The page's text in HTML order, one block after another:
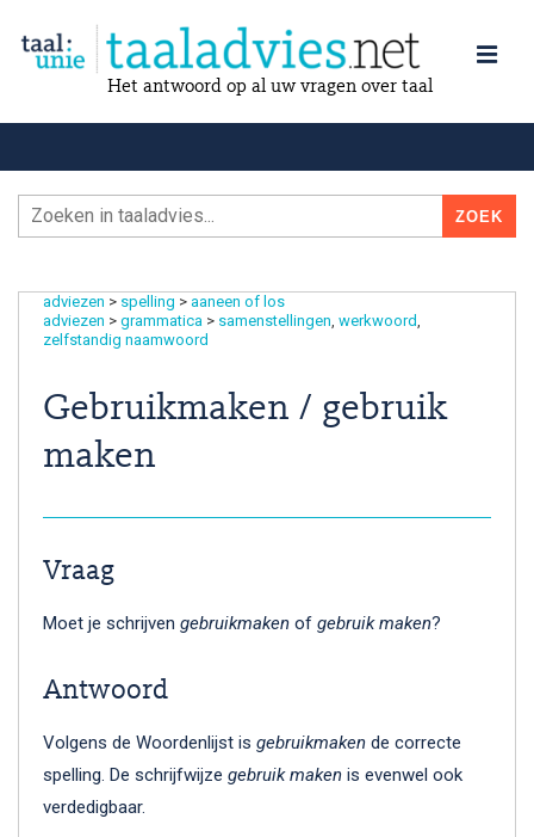
Het antwoord op al uw vragen over taal
adviezen > spelling > aaneen of los
adviezen > grammatica > samenstellingen werkwoord
zelfstandig naamwoord
Gebruikmaken / gebruik
maken
Vraag
Moet je schrijven gebruikmaken of gebruik maken?
Antwoord
Volgens de Woordenlijst is gebruikmaken de correcte
spelling. De schrijfwijze gebruik maken is evenwel ook
verdedigbaar.